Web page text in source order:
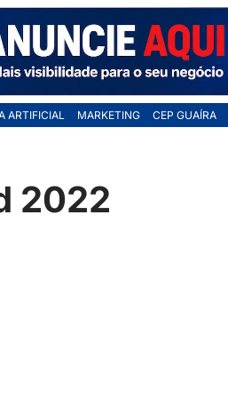
ARTIFICIAL MARKETING CEP GUAÍRA
2022